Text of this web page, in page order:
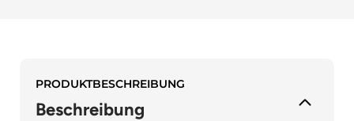
PRODUKTBESCHREIBUNG
Beschreibung